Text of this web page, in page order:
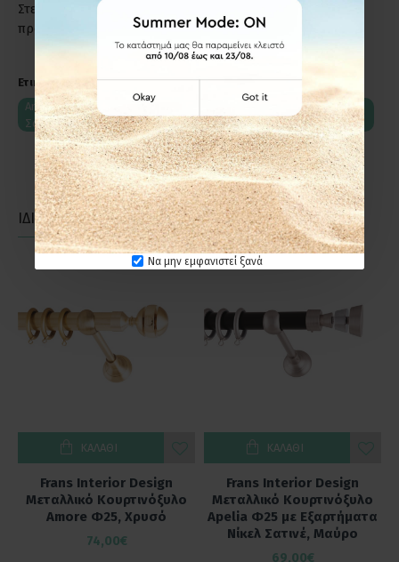
Να μην εμφανιστεί ξανά
Στεγνό πανί ή σκέτο νερό, αρκούν για να διατηρήσετε το
προϊόν σε άριστη κατάσταση.
Ετικέτες:
Anartisi STATUS STRASS SWAROVSKI Φ25 Κουρτινόξυλο Νίκελ
Σατινέ
ΙΔΙΑΣ ΚΑΤΗΓΟΡΙΑΣ ΙΔΙΑΣ ΕΤΑΙΡΕΙΑΣ
Frans Interior Design
Μεταλλικό Κουρτινόξυλο
Amore Φ25, Χρυσό
74,00€
ΚΑΛΆΘΙ
Frans Interior Design
Μεταλλικό Κουρτινόξυλο
Apelia Φ25 με Εξαρτήματα
Νίκελ Σατινέ, Μαύρο
69,00€
ΚΑΛΆΘΙ